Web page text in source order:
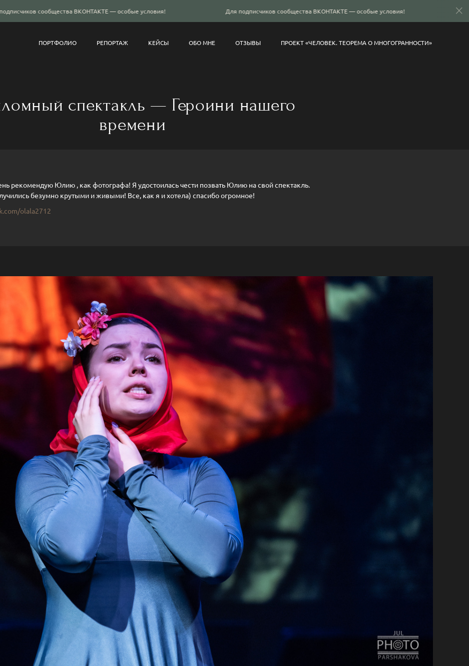
ПОРТФОЛИО РЕПОРТАЖ КЕЙСЫ ОБО МНЕ ОТЗЫВЫ ПРОЕКТ «ЧЕЛОВЕК. ТЕОРЕМА О МНОГОГРАННОСТИ»
спектакль — Героини нашего
времени
рекомендую Юлию , как фотографа! Я удостоилась чести позвать Юлию на свой спектакль.
безумно крутыми и живыми! Все, как я и хотела) спасибо огромное!
olala2712
ВКОНТАКТЕ — особые условия! Для подписчиков сообщества ВКОНТАКТЕ — особые условия! Для подписчиков